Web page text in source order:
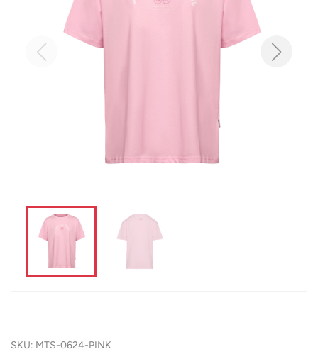
SKU: MTS-0624-PINK